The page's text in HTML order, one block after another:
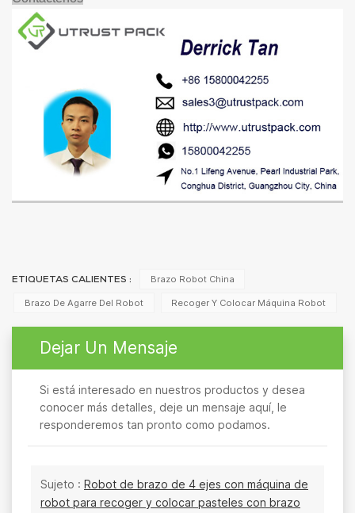
ETIQUETAS CALIENTES : Brazo Robot China
Brazo De Agarre Del Robot Recoger Y Colocar Máquina Robot
Dejar Un Mensaje
Si está interesado en nuestros productos y desea
conocer más detalles, deje un mensaje aquí, le
responderemos tan pronto como podamos.
Sujeto : Robot de brazo de 4 ejes con máquina de
robot para recoger y colocar pasteles con brazo